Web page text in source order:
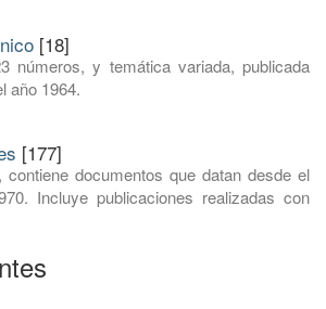
[18]
números, y temática variada, publicada
año 1964.
[177]
contiene documentos que datan desde el
Incluye publicaciones realizadas con